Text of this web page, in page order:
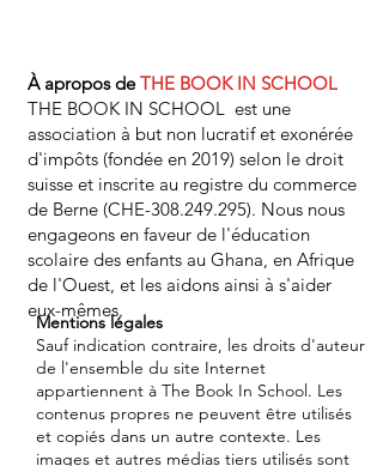
À aproposdeTHE BOOK IN SCHOOL
THE BOOK IN SCHOOL est une
association à but non lucratif et exonérée
d'impôts (fondée en 2019) selon le droit
suisse et inscrite au registre du commerce
de Berne (CHE-308.249.295). Nous nous
engageons en faveur de l'éducation
scolaire des enfants au Ghana, en Afrique
de l'Ouest, et les aidons ainsi à s'aider
eux-mêmes.
Mentions légales
Sauf indication contraire, les droits d'auteur
de l'ensemble du site Internet
appartiennent à The Book In School. Les
contenus propres ne peuvent être utilisés
et copiés dans un autre contexte. Les
images et autres médias tiers utilisés sont